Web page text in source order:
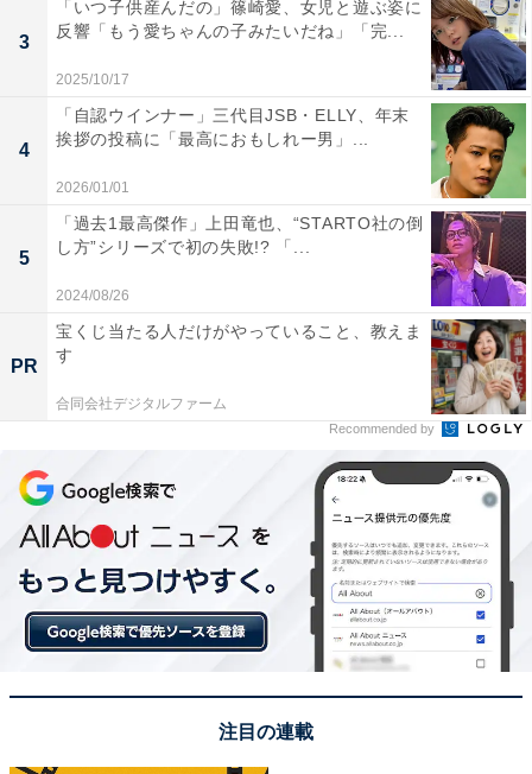
3
「いつ子供産んだの」篠崎愛、女児と遊ぶ姿に
反響「もう愛ちゃんの子みたいだね」「完...
2025/10/17
4
「自認ウインナー」三代目JSB・ELLY、年末
挨拶の投稿に「最高におもしれー男」...
2026/01/01
5
「過去1最高傑作」上田竜也、“STARTO社の倒
し方”シリーズで初の失敗!? 「...
2024/08/26
PR
宝くじ当たる人だけがやっていること、教えま
す
合同会社デジタルファーム
Recommended by
注目の連載